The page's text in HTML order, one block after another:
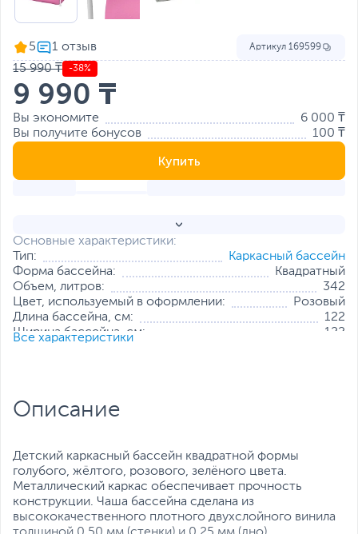
Основные характеристики:
Тип:
Каркасный бассейн
Форма бассейна:
Квадратный
Объем, литров:
342
Цвет, используемый в оформлении:
Розовый
Длина бассейна, см:
122
Ширина бассейна, см:
122
Все характеристики
5 Артикул 169599
15 990 ₸ -38%
9 990 ₸
Вы экономите
6 000 ₸
Вы получите бонусов
100 ₸
Купить
Описание
Детский каркасный бассейн квадратной формы
голубого, жёлтого, розового, зелёного цвета.
Металлический каркас обеспечивает прочность
конструкции. Чаша бассейна сделана из
высококачественного плотного двухслойного винила